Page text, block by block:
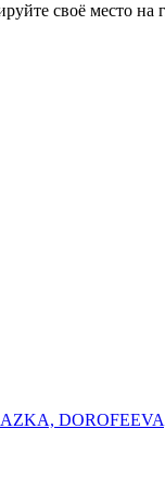
своё место на